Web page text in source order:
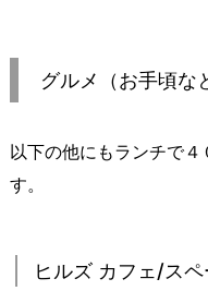
グルメ（お手頃な
以下の他にもランチで
す。
ヒルズ カフェ/スペ